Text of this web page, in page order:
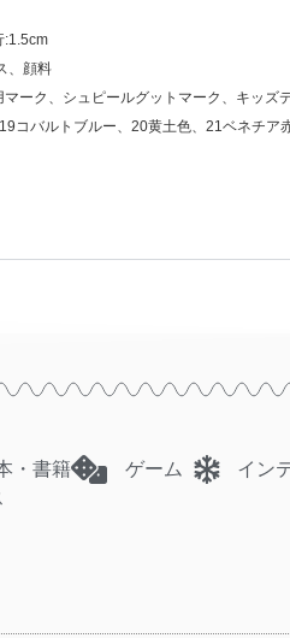
、顔料
ーク、シュピールグットマーク、キッズ
コバルトブルー、20黄土色、21ベネチア
・書籍 ゲーム
イン